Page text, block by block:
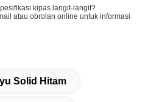
kipas langit-langit?
atau obrolan online untuk informasi
Solid Hitam